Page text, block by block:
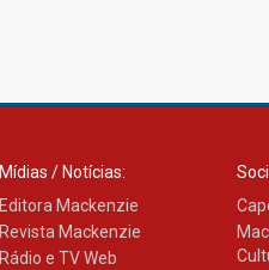
Mídias / Notícias:
Editora Mackenzie
Revista Mackenzie
Rádio e TV Web